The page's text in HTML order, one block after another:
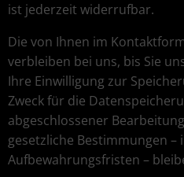
ist jederzeit widerrufbar.
Die von Ihnen im
verbleiben bei uns, bis Sie
Ihre Einwilligung zur
Zweck für die
abgeschlossener
gesetzliche Bestimmungen –
Aufbewahrungsfristen –